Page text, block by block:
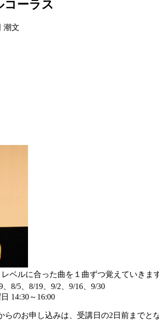
コーラス
潮文
ベルに合った曲を１曲ずつ覚えていきま
、8/5、8/19、9/2、9/16、9/30
14:30～16:00
らのお申し込みは、受講日の2日前までと